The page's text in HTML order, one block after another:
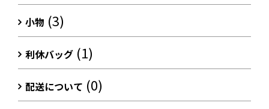
小物 (3)
利休バッグ (1)
配送について (0)